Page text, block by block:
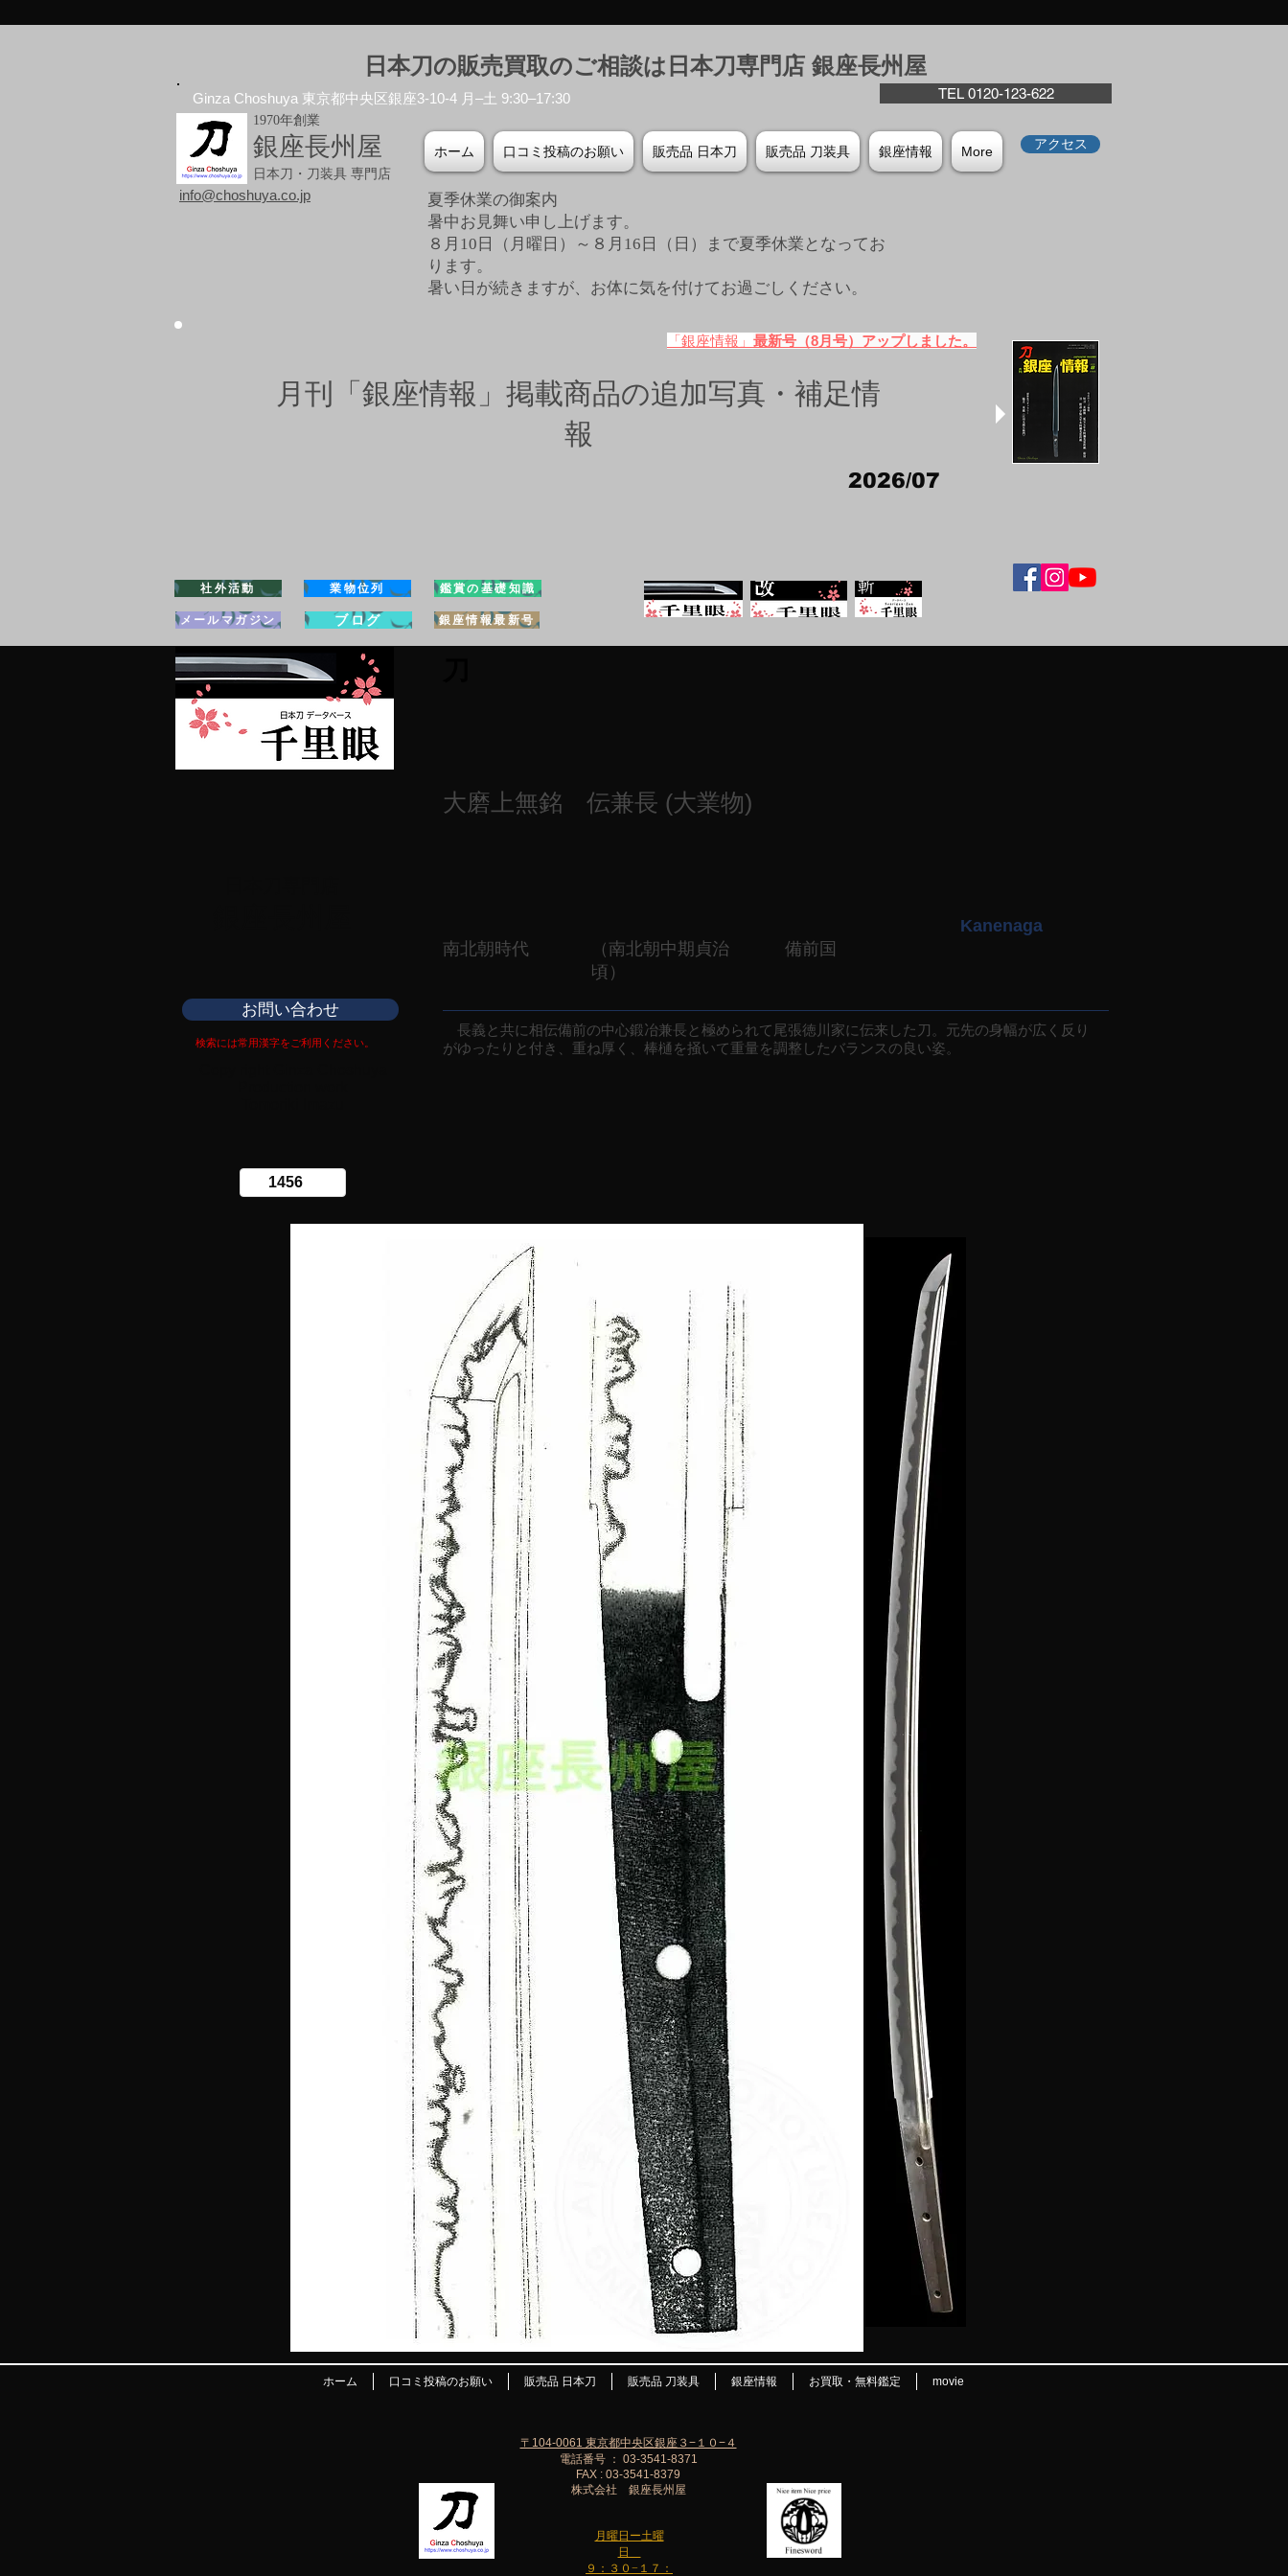
日本刀の販売買取のご相談は日本刀専門店 銀座⻑州屋
TEL 0120-123-622
Ginza Choshuya 東京都中央区銀座3-10-4 月–土 9:30–17:30
1970年創業
銀座長州屋
日本刀・刀装具 専門店
ホーム 口コミ投稿のお願い 販売品 日本刀 販売品 刀装具 銀座情報 More アクセス
info@choshuya.co.jp
夏季休業の御案内
暑中お見舞い申し上げます。
８月10日（月曜日）～８月16日（日）まで夏季休業となってお
ります。
​暑い日が続きますが、お体に気を付けてお過ごしください。
「銀座情報」 最新号（8月号）アップしました。
月刊「銀座情報」掲載商品の追加写真・補足情
報
2026/07
社外活動 業物位列 鑑賞の基礎知識
メールマガジン ブログ 銀座情報最新号
大磨上無銘 伝兼長 (大業物)
南北朝時代
（南北朝中期貞治
頃）
備前国
Kanenaga
お問い合わせ
検索には常用漢字をご利用ください。
長義と共に相伝備前の中心鍛冶兼長と極められて尾張徳川家に伝来した刀。元先の身幅が広く反り
がゆったりと付き、重ね厚く、棒樋を掻いて重量を調整したバランスの良い姿。
ホーム 口コミ投稿のお願い 販売品 日本刀 販売品 刀装具 銀座情報 お買取・無料鑑定 movie
月曜日ー土曜
日
９：３０−１７：
〒104-0061 東京都中央区銀座３−１０−４
電話番号 ： 03-3541-8371
FAX : 03-3541-8379
株式会社 銀座長州屋